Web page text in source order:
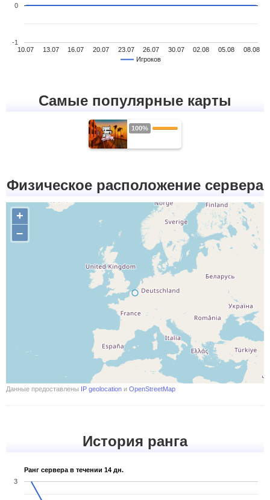
Игроков
10.07 13.07 16.07 20.07 23.07 26.07 30.07 02.08 05.08 08.08
-1
0
Самые популярные карты
100%
Физическое расположение сервера
+
–
Данные предоставлены IP geolocation и OpenStreetMap
История ранга
Ранг сервера в течении 14 дн.
3